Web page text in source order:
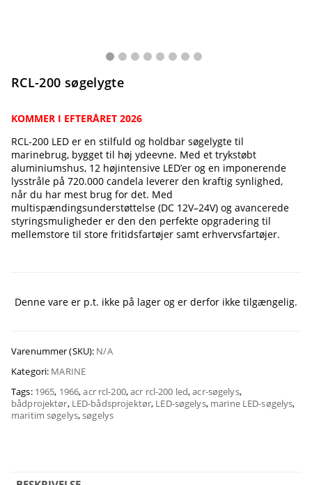
RCL-200 søgelygte
KOMMER I EFTERÅRET 2026
RCL-200 LED er en stilfuld og holdbar søgelygte til
marinebrug, bygget til høj ydeevne. Med et trykstøbt
aluminiumshus, 12 højintensive LED’er og en imponerende
lysstråle på 720.000 candela leverer den kraftig synlighed,
når du har mest brug for det. Med
multispændingsunderstøttelse (DC 12V–24V) og avancerede
styringsmuligheder er den den perfekte opgradering til
mellemstore til store fritidsfartøjer samt erhvervsfartøjer.
Denne vare er p.t. ikke på lager og er derfor ikke tilgængelig.
Varenummer (SKU): N/A
Kategori: MARINE
Tags: 1965, 1966,acr rcl-200,acr rcl-200 led,acr-søgelys,
bådprojektør, LED-bådsprojektør, LED-søgelys, marine LED-søgelys,
maritim søgelys,søgelys